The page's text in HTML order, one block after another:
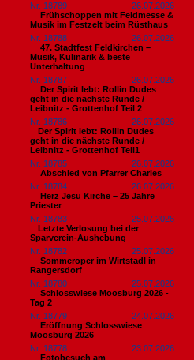
Nr. 18789
26.07.2026
Frühschoppen mit Feldmesse &
Musik im Festzelt beim Rüsthaus
Nr. 18788
26.07.2026
47. Stadtfest Feldkirchen –
Musik, Kulinarik & beste
Unterhaltung
Nr. 18787
26.07.2026
Der Spirit lebt: Rollin Dudes
geht in die nächste Runde /
Leibnitz - Grottenhof Teil 2
Nr. 18786
26.07.2026
​Der Spirit lebt: Rollin Dudes
geht in die nächste Runde /
Leibnitz - Grottenhof Teil1
Nr. 18785
26.07.2026
Abschied von Pfarrer Charles
Nr. 18784
26.07.2026
Herz Jesu Kirche – 25 Jahre
Priester
Nr. 18783
25.07.2026
​Letzte Verlosung bei der
Sparverein-Aushebung
Nr. 18782
25.07.2026
Sommeroper im Wirtstadl in
Rangersdorf
Nr. 18780
25.07.2026
Schlosswiese Moosburg 2026 -
Tag 2
Nr. 18779
24.07.2026
Eröffnung Schlosswiese
Moosburg 2026
Nr. 18778
23.07.2026
Fotobesuch am